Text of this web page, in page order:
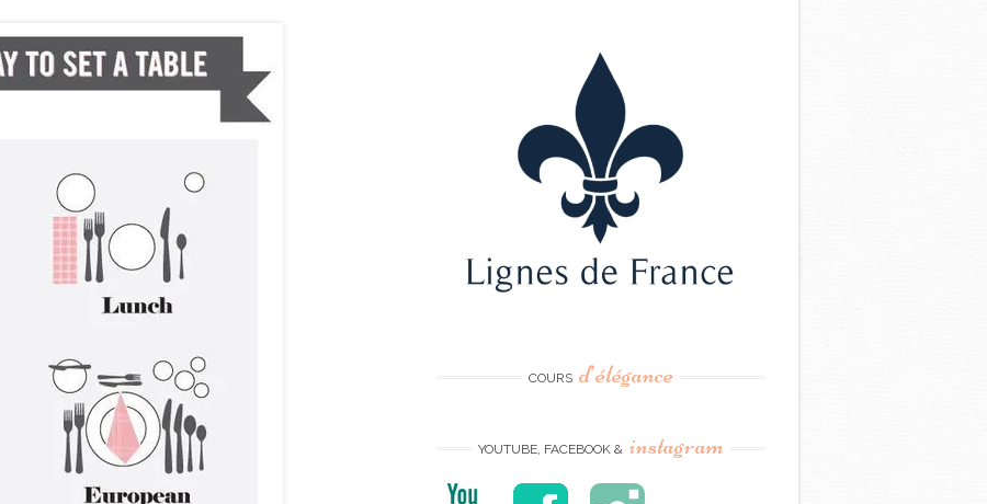
COURS d’élégance
YOUTUBE, FACEBOOK & instagram